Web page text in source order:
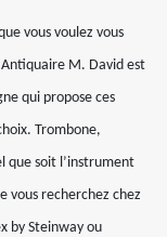
vous voulez vous
M. David est
qui propose ces
Trombone,
soit l’instrument
vous recherchez chez
by Steinway ou